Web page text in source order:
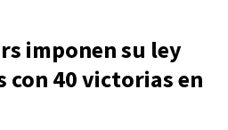
imponen su ley
con 40 victorias en